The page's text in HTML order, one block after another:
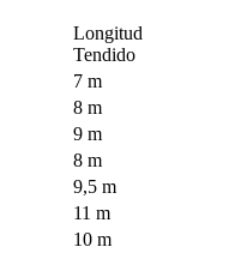
Longitud
Tendido
7 m
8 m
9 m
8 m
9,5 m
11 m
10 m